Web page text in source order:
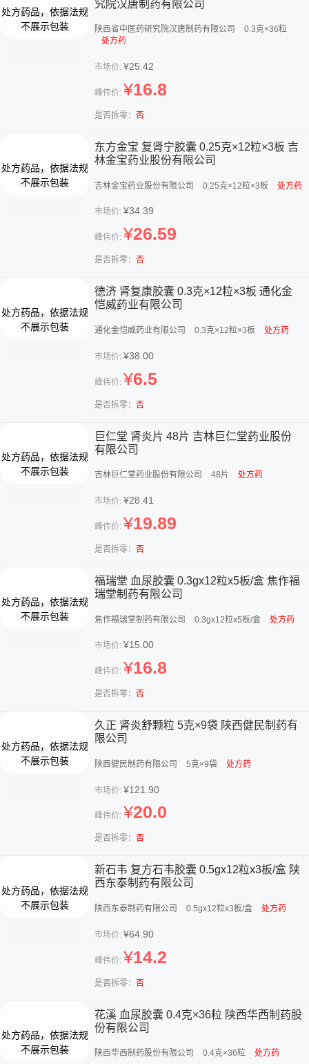
究院汉唐制药有限公司
陕西省中医药研究院汉唐制药有限公司
0.3克×36粒
处方药
市场价: ¥25.42
峰伟价: ¥16.8
是否拆零： 否
东方金宝 复肾宁胶囊 0.25克×12粒×3板 吉
林金宝药业股份有限公司
吉林金宝药业股份有限公司 0.25克×12粒×3板 处方药
市场价: ¥34.39
峰伟价: ¥26.59
是否拆零： 否
德济 肾复康胶囊 0.3克×12粒×3板 通化金
恺威药业有限公司
通化金恺威药业有限公司 0.3克×12粒×3板 处方药
市场价: ¥38.00
峰伟价: ¥6.5
是否拆零： 否
巨仁堂 肾炎片 48片 吉林巨仁堂药业股份
有限公司
吉林巨仁堂药业股份有限公司 48片 处方药
市场价: ¥28.41
峰伟价: ¥19.89
是否拆零： 否
福瑞堂 血尿胶囊 0.3gx12粒x5板/盒 焦作福
瑞堂制药有限公司
焦作福瑞堂制药有限公司 0.3gx12粒x5板/盒 处方药
市场价: ¥15.00
峰伟价: ¥16.8
是否拆零： 否
久正 肾炎舒颗粒 5克×9袋 陕西健民制药有
限公司
陕西健民制药有限公司 5克×9袋 处方药
市场价: ¥121.90
峰伟价: ¥20.0
是否拆零： 否
新石韦 复方石韦胶囊 0.5gx12粒x3板/盒 陕
西东泰制药有限公司
陕西东泰制药有限公司 0.5gx12粒x3板/盒 处方药
市场价: ¥64.90
峰伟价: ¥14.2
是否拆零： 否
花溪 血尿胶囊 0.4克×36粒 陕西华西制药股
份有限公司
陕西华西制药股份有限公司 0.4克×36粒 处方药